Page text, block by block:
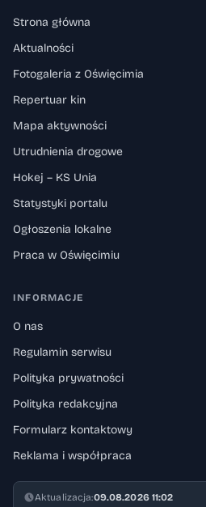
i rzemiosło Za aranżację
przygotowanie ogrodów
odpowiadają najlepsi
Polski. Profesjonalne
firma Groda. Wydarzenie
Miejski w Pszczynie,
Promocji Ziemi
Centrum Kultury, Miejski
Strona główna
Aktualności
Fotogaleria z Oświęcimia
Repertuar kin
Mapa aktywności
Utrudnienia drogowe
Hokej – KS Unia
Statystyki portalu
Ogłoszenia lokalne
Praca w Oświęcimiu
INFORMACJE
O nas
Regulamin serwisu
Polityka prywatności
Polityka redakcyjna
Formularz kontaktowy
Reklama i współpraca
Aktualizacja:09.08.2026 11:02